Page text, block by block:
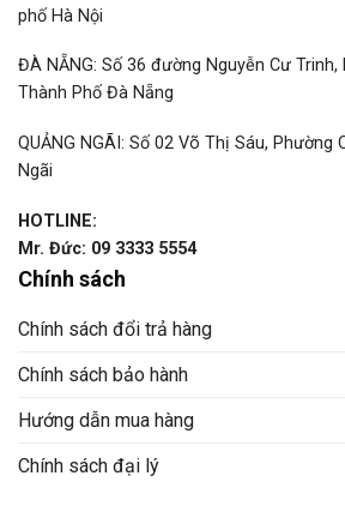
phố Hà Nội
ĐÀ NẴNG: Số 36 đường Nguyễn Cư Trinh,
Thành Phố Đà Nẵng
QUẢNG NGÃI: Số 02 Võ Thị Sáu, Phường
Ngãi
HOTLINE:
Mr. Đức: 09 3333 5554
Chính sách
Chính sách đổi trả hàng
Chính sách bảo hành
Hướng dẫn mua hàng
Chính sách đại lý